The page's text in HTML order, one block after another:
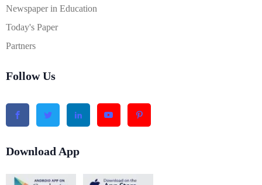
Newspaper in Education
Today's Paper
Partners
Follow Us
Download App